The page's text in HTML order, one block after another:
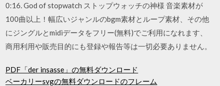
0:16. God of stopwatch ストップウォッチの神様 音楽素材が
100曲以上！幅広いジャンルのbgm素材とループ素材、その他
にジングルとmidiデータをフリー(無料)でご利用になれます、
商用利用や販売目的にも登録や報告等は一切必要ありません。
PDF「der insasse」の無料ダウンロード
ベーカリーsvgの無料ダウンロードのフレーム